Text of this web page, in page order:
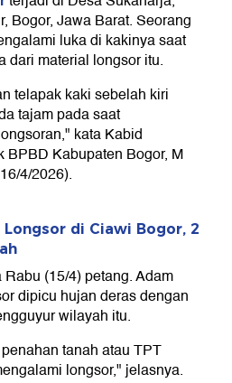
Bogor, Jawa Barat. Seorang
luka di kakinya saat
dari material longsor itu.
telapak kaki sebelah kiri
tajam pada saat
kata Kabid
BPBD Kabupaten Bogor, M
4/2026).
di Ciawi Bogor, 2
(15/4) petang. Adam
dipicu hujan deras dengan
wilayah itu.
tanah atau TPT
longsor," jelasnya.